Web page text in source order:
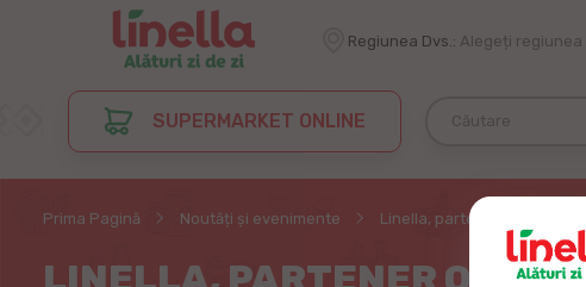
Regiunea Dvs.: Alegeți regiunea
SUPERMARKET ONLINE
Prima Pagină Noutăți și evenimente Linella, partener oficial la